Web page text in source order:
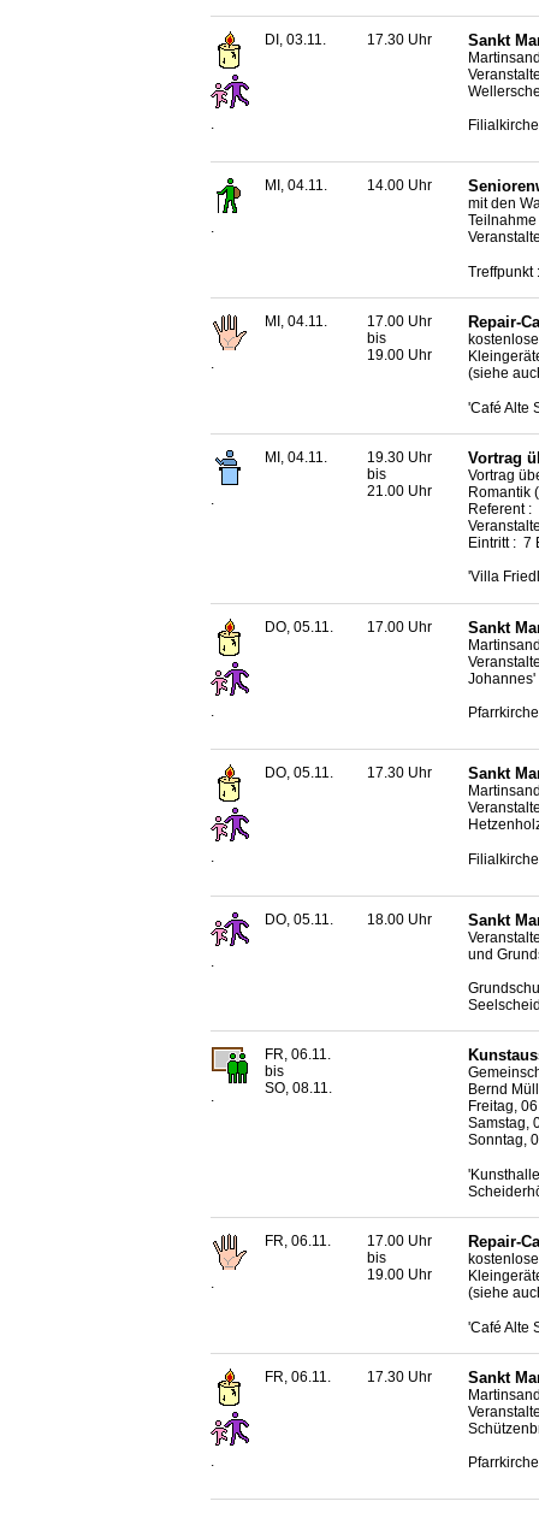
.
DI, 03.11. 17.30 Uhr Sankt
.
MI, 04.11. 14.00 Uhr
mit den
Treffpunkt
.
MI, 04.11.
17.00 Uhr
bis
19.00 Uhr
Repair-
(siehe
'Café Alte
.
MI, 04.11.
19.30 Uhr
bis
21.00 Uhr
Vortrag
Vortrag
Romantik
Referent :
Eintritt : 7
'Villa
.
DO, 05.11. 17.00 Uhr Sankt
.
DO, 05.11. 17.30 Uhr Sankt
DO, 05.11. 18.00 Uhr Sankt
und
.
FR, 06.11.
bis
SO, 08.11.
Bernd
Freitag,
Samstag,
Sonntag,
.
FR, 06.11.
17.00 Uhr
bis
19.00 Uhr
Repair-
(siehe
'Café Alte
.
FR, 06.11. 17.30 Uhr Sankt